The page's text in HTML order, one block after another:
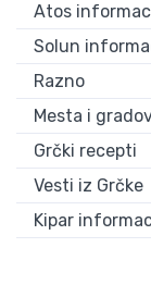
Atos
Solun
Razno
Mesta i
Grčki recepti
Vesti iz Grčke
Kipar